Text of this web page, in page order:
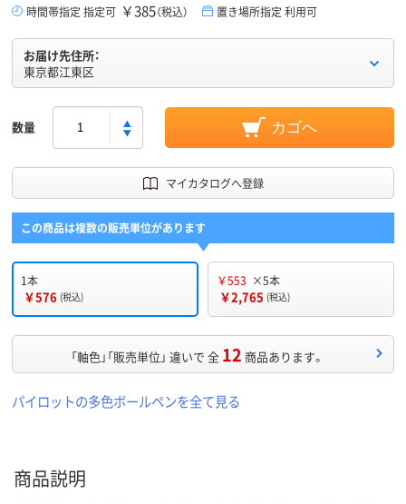
時間帯指定 指定可 ￥385（税込） 置き場所指定 利用可
お届け先住所：
東京都江東区
数量 カゴへ
マイカタログへ登録
この商品は複数の販売単位があります
1本
￥576 (税込)
￥553 ×5本
￥2,765 (税込)
「軸色」「販売単位」 違いで 全 12 商品あります。
パイロットの多色ボールペンを全て見る
商品説明